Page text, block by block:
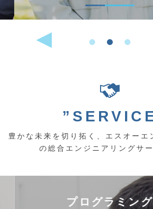
豊かな未来を切り拓く、エスオーエ
の総合エンジニアリングサー
プログラミング